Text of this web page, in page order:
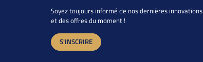
Soyez toujours informé de nos dernières innovations
et des offres du moment !
S'INSCRIRE